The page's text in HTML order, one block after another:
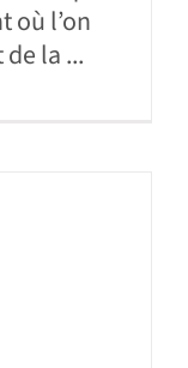
où l’on
la ...